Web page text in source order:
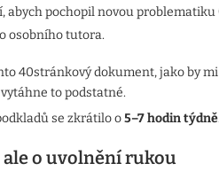
pochopil novou
osobního tutora.
40stránkový dokument, jako by
to podstatné.
se zkrátilo o5–7 hodin týdně.
ale o uvolnění rukou